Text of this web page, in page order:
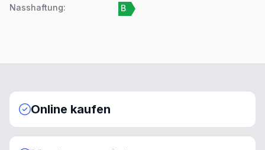
Nasshaftung: B
Online kaufen